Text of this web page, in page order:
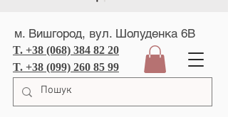
м. Вишгород, вул. Шолуденка 6В
T. +38 (068) 384 82 20
T. +38 (099) 260 85 99